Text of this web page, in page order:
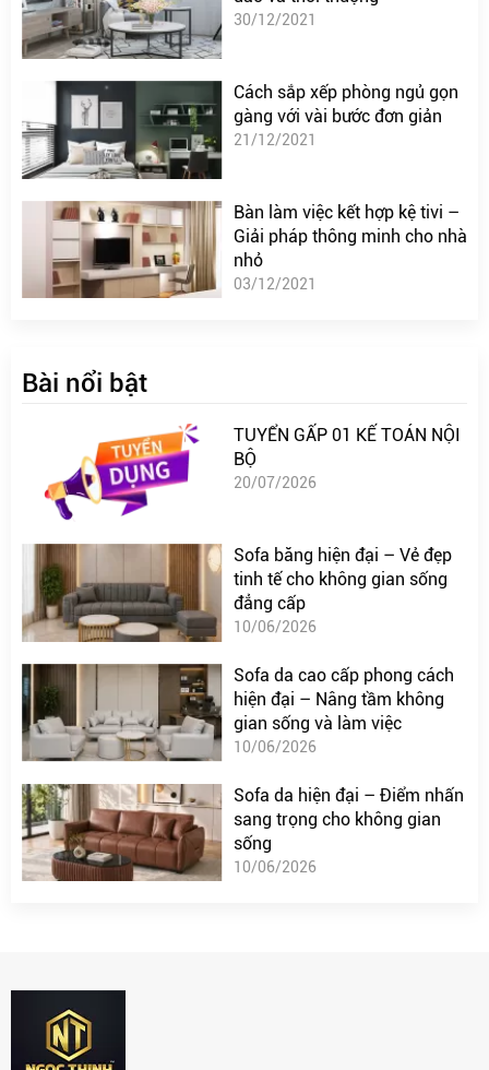
30/12/2021
Cách sắp xếp phòng ngủ gọn
gàng với vài bước đơn giản
21/12/2021
Bàn làm việc kết hợp kệ tivi –
Giải pháp thông minh cho nhà
nhỏ
03/12/2021
Bài nổi bật
TUYỂN GẤP 01 KẾ TOÁN NỘI
BỘ
20/07/2026
Sofa băng hiện đại – Vẻ đẹp
tinh tế cho không gian sống
đẳng cấp
10/06/2026
Sofa da cao cấp phong cách
hiện đại – Nâng tầm không
gian sống và làm việc
10/06/2026
Sofa da hiện đại – Điểm nhấn
sang trọng cho không gian
sống
10/06/2026